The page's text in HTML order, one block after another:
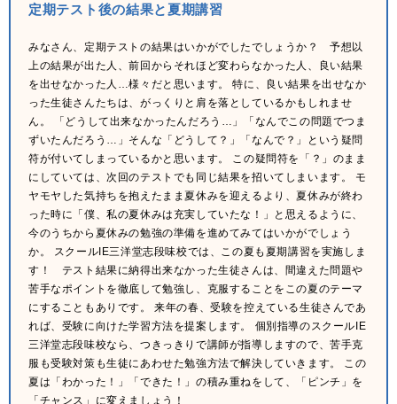
定期テスト後の結果と夏期講習
みなさん、定期テストの結果はいかがでしたでしょうか？ 予想以
上の結果が出た人、前回からそれほど変わらなかった人、良い結果
を出せなかった人…様々だと思います。 特に、良い結果を出せなか
った生徒さんたちは、がっくりと肩を落としているかもしれませ
ん。 「どうして出来なかったんだろう…」「なんでこの問題でつま
ずいたんだろう…」そんな「どうして？」「なんで？」という疑問
符が付いてしまっているかと思います。 この疑問符を「？」のまま
にしていては、次回のテストでも同じ結果を招いてしまいます。 モ
ヤモヤした気持ちを抱えたまま夏休みを迎えるより、夏休みが終わ
った時に「僕、私の夏休みは充実していたな！」と思えるように、
今のうちから夏休みの勉強の準備を進めてみてはいかがでしょう
か。 スクールIE三洋堂志段味校では、この夏も夏期講習を実施しま
す！ テスト結果に納得出来なかった生徒さんは、間違えた問題や
苦手なポイントを徹底して勉強し、克服することをこの夏のテーマ
にすることもありです。 来年の春、受験を控えている生徒さんであ
れば、受験に向けた学習方法を提案します。 個別指導のスクールIE
三洋堂志段味校なら、つきっきりで講師が指導しますので、苦手克
服も受験対策も生徒にあわせた勉強方法で解決していきます。 この
夏は「わかった！」「できた！」の積み重ねをして、「ピンチ」を
「チャンス」に変えましょう！